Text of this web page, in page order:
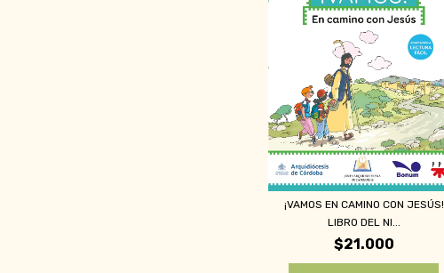
¡VAMOS EN CAMINO CON JESÚS!
LIBRO DEL NI...
$21.000